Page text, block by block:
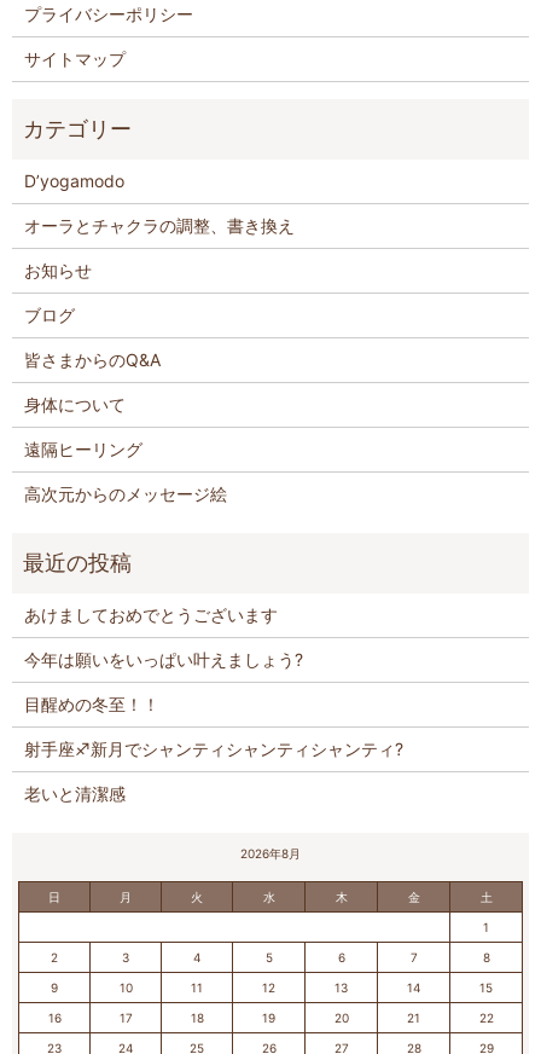
プライバシーポリシー
サイトマップ
D’yogamodo
オーラとチャクラの調整、書き換え
お知らせ
ブログ
皆さまからのQ&A
身体について
遠隔ヒーリング
高次元からのメッセージ絵
あけましておめでとうございます
今年は願いをいっぱい叶えましょう?
目醒めの冬至！！
射手座♐️新月でシャンティシャンティシャンティ?
老いと清潔感
2026年8月
日 月 火 水 木 金 土
1
2 3 4 5 6 7 8
9 10 11 12 13 14 15
16 17 18 19 20 21 22
23 24 25 26 27 28 29